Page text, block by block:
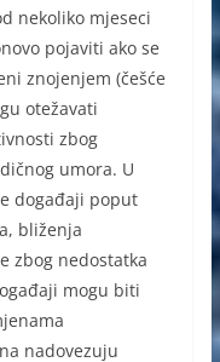
nekoliko mjeseci
pojaviti ako se
znojenjem (češće
otežavati
zbog
umora. U
događaji poput
bliženja
zbog nedostatka
mogu biti
nadovezuju